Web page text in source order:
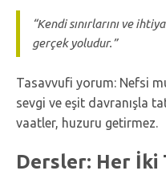
“Kendi sınırlarını ve
gerçek yoludur.”
Tasavvufi yorum: Nefsi
sevgi ve eşit davranışla
vaatler, huzuru getirmez.
Dersler: Her İki